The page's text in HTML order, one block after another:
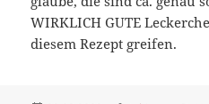
WIRKLICH GUTE
diesem Rezept greifen.